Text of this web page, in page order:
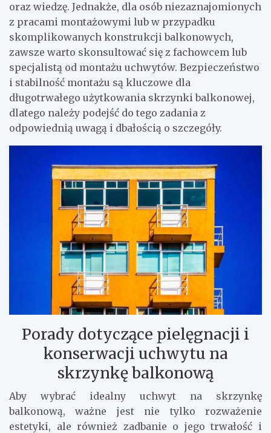
oraz wiedzę. Jednakże, dla osób niezaznajomionych
z pracami montażowymi lub w przypadku
skomplikowanych konstrukcji balkonowych,
zawsze warto skonsultować się z fachowcem lub
specjalistą od montażu uchwytów. Bezpieczeństwo
i stabilność montażu są kluczowe dla
długotrwałego użytkowania skrzynki balkonowej,
dlatego należy podejść do tego zadania z
odpowiednią uwagą i dbałością o szczegóły.
Porady dotyczące pielęgnacji i
konserwacji uchwytu na
skrzynkę balkonową
Aby wybrać idealny uchwyt na skrzynkę
balkonową, ważne jest nie tylko rozważenie
estetyki, ale również zadbanie o jego trwałość i